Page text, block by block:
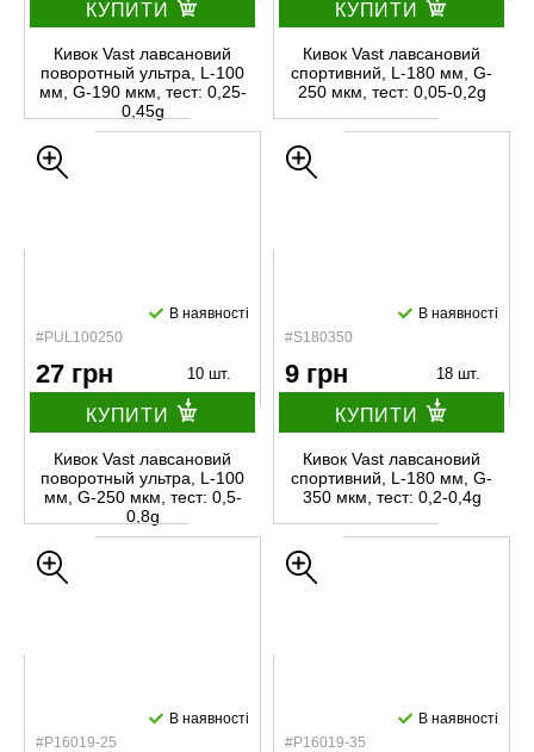
КУПИТИ
Кивок Vast лавсановий
поворотный ультра, L-100
мм, G-190 мкм, тест: 0,25-
0,45g
КУПИТИ
Кивок Vast лавсановий
спортивний, L-180 мм, G-
250 мкм, тест: 0,05-0,2g
#PUL100250
В наявності
27 грн 10 шт.
КУПИТИ
Кивок Vast лавсановий
поворотный ультра, L-100
мм, G-250 мкм, тест: 0,5-
0,8g
#S180350
В наявності
9 грн 18 шт.
КУПИТИ
Кивок Vast лавсановий
спортивний, L-180 мм, G-
350 мкм, тест: 0,2-0,4g
#P16019-25
В наявності
#P16019-35
В наявності